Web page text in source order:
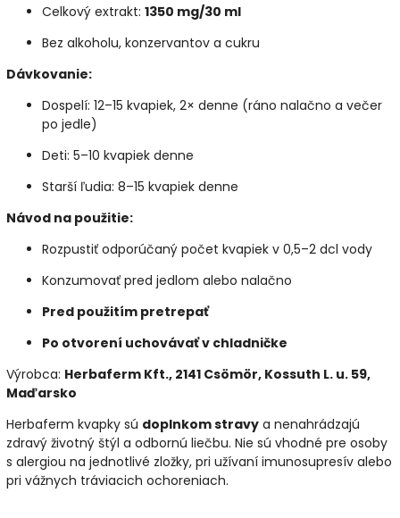
Celkový extrakt: 1350 mg/30 ml
Bez alkoholu, konzervantov a cukru
Dávkovanie:
Dospelí: 12–15 kvapiek, 2× denne (ráno nalačno a večer
po jedle)
Deti: 5–10 kvapiek denne
Starší ľudia: 8–15 kvapiek denne
Návod na použitie:
Rozpustiť odporúčaný počet kvapiek v 0,5–2 dcl vody
Konzumovať pred jedlom alebo nalačno
Pred použitím pretrepať
Po otvorení uchovávať v chladničke
Výrobca: Herbaferm Kft., 2141 Csömör, Kossuth L. u. 59,
Maďarsko
Herbaferm kvapky sú doplnkom stravy a nenahrádzajú
zdravý životný štýl a odbornú liečbu. Nie sú vhodné pre osoby
s alergiou na jednotlivé zložky, pri užívaní imunosupresív alebo
pri vážnych tráviacich ochoreniach.